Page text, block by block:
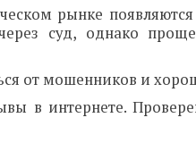
рынке
суд, однако
от мошенников и
в интернете.